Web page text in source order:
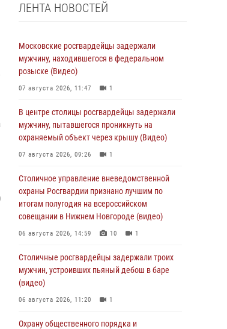
ЛЕНТА НОВОСТЕЙ
Московские росгвардейцы задержали
мужчину, находившегося в федеральном
розыске (Видео)
07 августа 2026, 11:47 1
В центре столицы росгвардейцы задержали
мужчину, пытавшегося проникнуть на
охраняемый объект через крышу (Видео)
07 августа 2026, 09:26 1
Столичное управление вневедомственной
охраны Росгвардии признано лучшим по
итогам полугодия на всероссийском
совещании в Нижнем Новгороде (видео)
06 августа 2026, 14:59 10 1
Столичные росгвардейцы задержали троих
мужчин, устроивших пьяный дебош в баре
(видео)
06 августа 2026, 11:20 1
Охрану общественного порядка и